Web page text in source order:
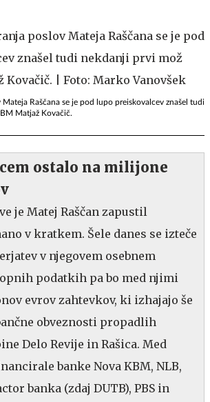
Raščana se je pod lupo preiskovalcev znašel tudi
Matjaž Kovačič.
ostalo na milijone
je Matej Raščan zapustil
v kratkem. Šele danes se izteče
v njegovem osebnem
podatkih pa bo med njimi
evrov zahtevkov, ki izhajajo še
obveznosti propadlih
Delo Revije in Rašica. Med
banke Nova KBM, NLB,
banka (zdaj DUTB), PBS in